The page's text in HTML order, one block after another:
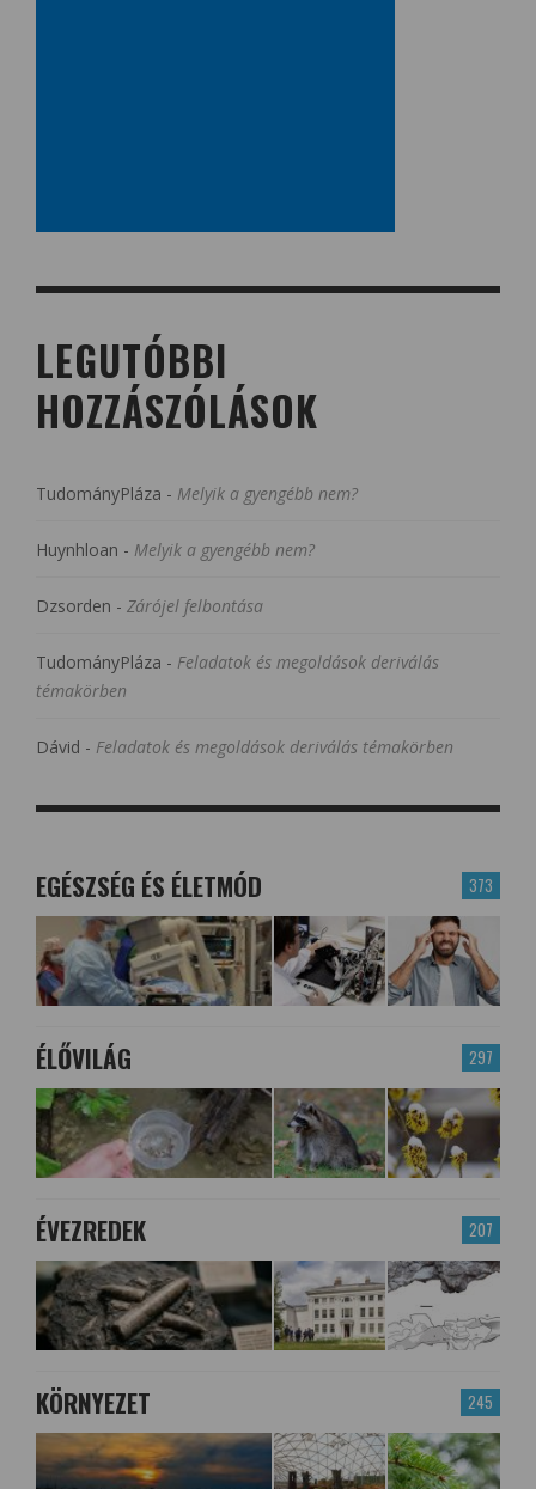
LEGUTÓBBI
HOZZÁSZÓLÁSOK
TudományPláza - Melyik a gyengébb nem?
Huynhloan - Melyik a gyengébb nem?
Dzsorden - Zárójel felbontása
TudományPláza - Feladatok és megoldások deriválás
témakörben
Dávid - Feladatok és megoldások deriválás témakörben
373
EGÉSZSÉG ÉS ÉLETMÓD
297
ÉLŐVILÁG
207
ÉVEZREDEK
245
KÖRNYEZET